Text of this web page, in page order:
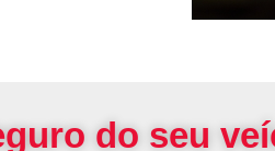
do seu